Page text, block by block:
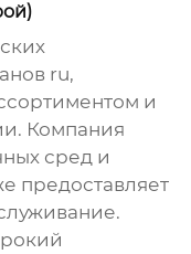
ru,
и
Компания
сред и
предоставляет